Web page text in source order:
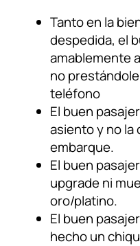
Tanto en la
despedida, el
amablemente
no
teléfono
El buen
asiento y no la
embarque.
El buen
upgrade ni
oro/platino.
El buen
hecho un